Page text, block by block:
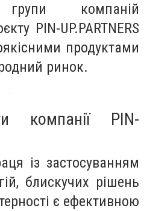
компаній
PIN-UP.PARTNERS
продуктами
ринок.
компанії PIN-
із застосуванням
блискучих рішень
є ефективною